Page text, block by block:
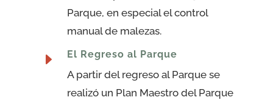
Parque, en especial el control
manual de malezas.
E El Regreso al Parque
A partir del regreso al Parque se
realizó un Plan Maestro del Parque